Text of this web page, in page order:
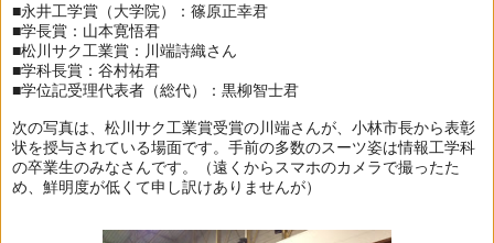
■永井工学賞（大学院）：篠原正幸君
■学長賞：山本寛悟君
■松川サク工業賞：川端詩織さん
■学科長賞：谷村祐君
■学位記受理代表者（総代）：黒柳智士君
次の写真は、松川サク工業賞受賞の川端さんが、小林市長から表彰
状を授与されている場面です。手前の多数のスーツ姿は情報工学科
の卒業生のみなさんです。（遠くからスマホのカメラで撮ったた
め、鮮明度が低くて申し訳けありませんが）